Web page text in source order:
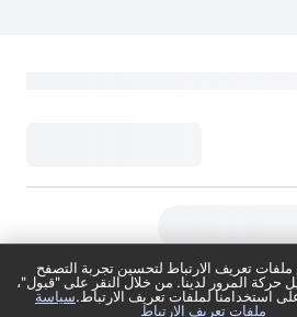
تعريف الارتباط لتحسين تجربة التصفح
حركة المرور لدينا. من خلال النقر على "قبول"،
استخدامنا لملفات تعريف الارتباط.سياسة
ملفات تعريف الارتباط